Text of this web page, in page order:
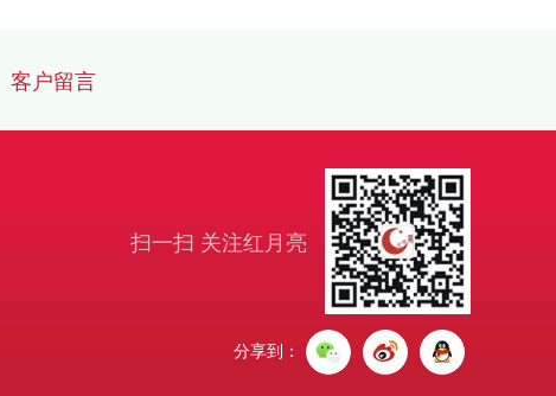
扫一扫 关注红月亮
客户留言
分享到：